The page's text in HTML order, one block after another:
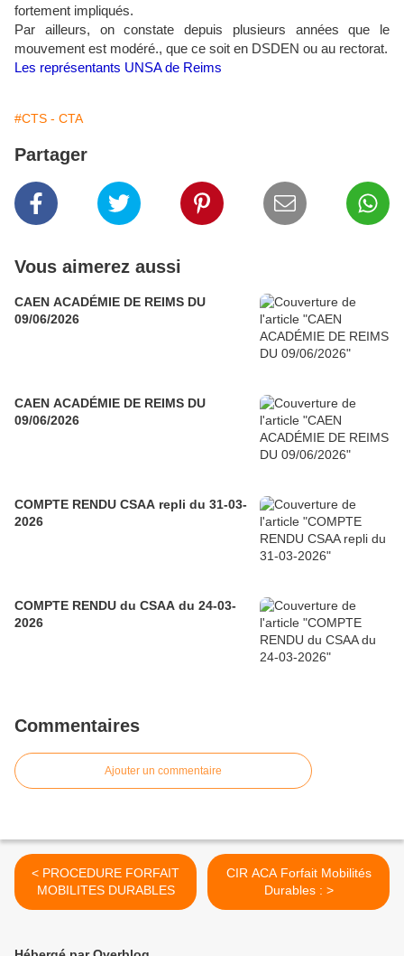
fortement impliqués.
Par ailleurs, on constate depuis plusieurs années que le
mouvement est modéré., que ce soit en DSDEN ou au rectorat.
Les représentants UNSA de Reims
#CTS - CTA
Partager
Vous aimerez aussi
CAEN ACADÉMIE DE REIMS DU
09/06/2026
CAEN ACADÉMIE DE REIMS DU
09/06/2026
COMPTE RENDU CSAA repli du 31-03-
2026
COMPTE RENDU du CSAA du 24-03-
2026
Commentaires
Ajouter un commentaire
< PROCEDURE FORFAIT
MOBILITES DURABLES
CIR ACA Forfait Mobilités
Durables : >